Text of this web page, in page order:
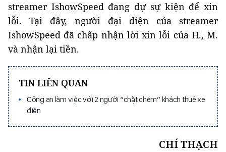
streamer IshowSpeed đang dự sự kiện để xin
lỗi. Tại đây, người đại diện của streamer
IshowSpeed đã chấp nhận lời xin lỗi của H., M.
và nhận lại tiền.
TIN LIÊN QUAN
Công an làm việc với 2 người “chặt chém” khách thuê xe
điện
CHÍ THẠCH